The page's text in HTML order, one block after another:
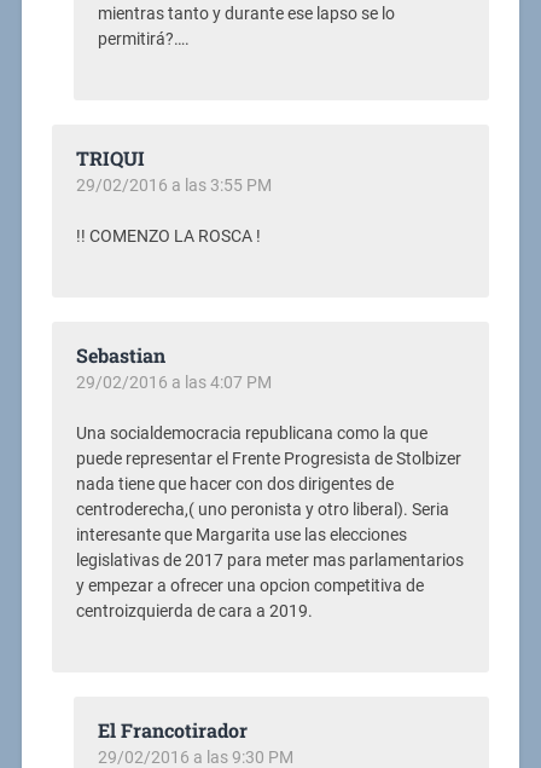
mientras tanto y durante ese lapso se lo
permitirá?….
TRIQUI
29/02/2016 a las 3:55 PM
!! COMENZO LA ROSCA !
Sebastian
29/02/2016 a las 4:07 PM
Una socialdemocracia republicana como la que
puede representar el Frente Progresista de Stolbizer
nada tiene que hacer con dos dirigentes de
centroderecha,( uno peronista y otro liberal). Seria
interesante que Margarita use las elecciones
legislativas de 2017 para meter mas parlamentarios
y empezar a ofrecer una opcion competitiva de
centroizquierda de cara a 2019.
El Francotirador
29/02/2016 a las 9:30 PM